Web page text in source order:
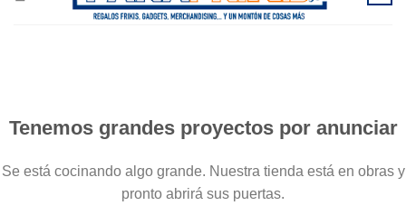
Tenemos grandes proyectos por anunciar
Se está cocinando algo grande. Nuestra tienda está en obras y
pronto abrirá sus puertas.